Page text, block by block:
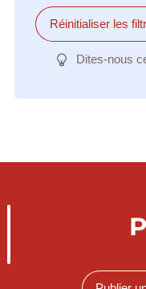
Réinitialiser les
Dites-nous